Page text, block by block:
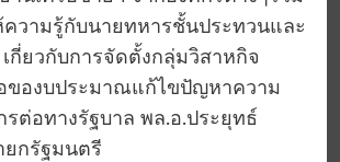
ความรู้กับนายทหารชั้นประทวนและ
กี่ยวกับการจัดตั้งกลุ่มวิสาหกิจ
ของบประมาณแก้ไขปัญหาความ
รต่อทางรัฐบาล พล.อ.ประยุทธ์
ยกรัฐมนตรี